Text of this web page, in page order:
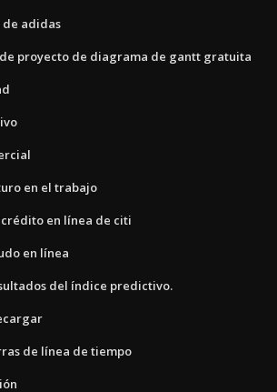
de adidas
proyecto de diagrama de gantt gratuita
en el trabajo
en línea de citi
en línea
del índice predictivo.
de línea de tiempo